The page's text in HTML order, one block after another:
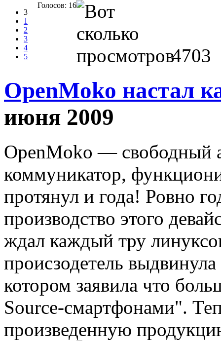
3
1
2
3
4
5
Голосов: 16
4703
OpenMoko настал
июня 2009
OpenMoko — свободный
коммуникатор,
протянул и года! Ровно
производство этого
ждал каждый тру
происзодетель
котором заявила что
Source-смартфонами".
произведенную